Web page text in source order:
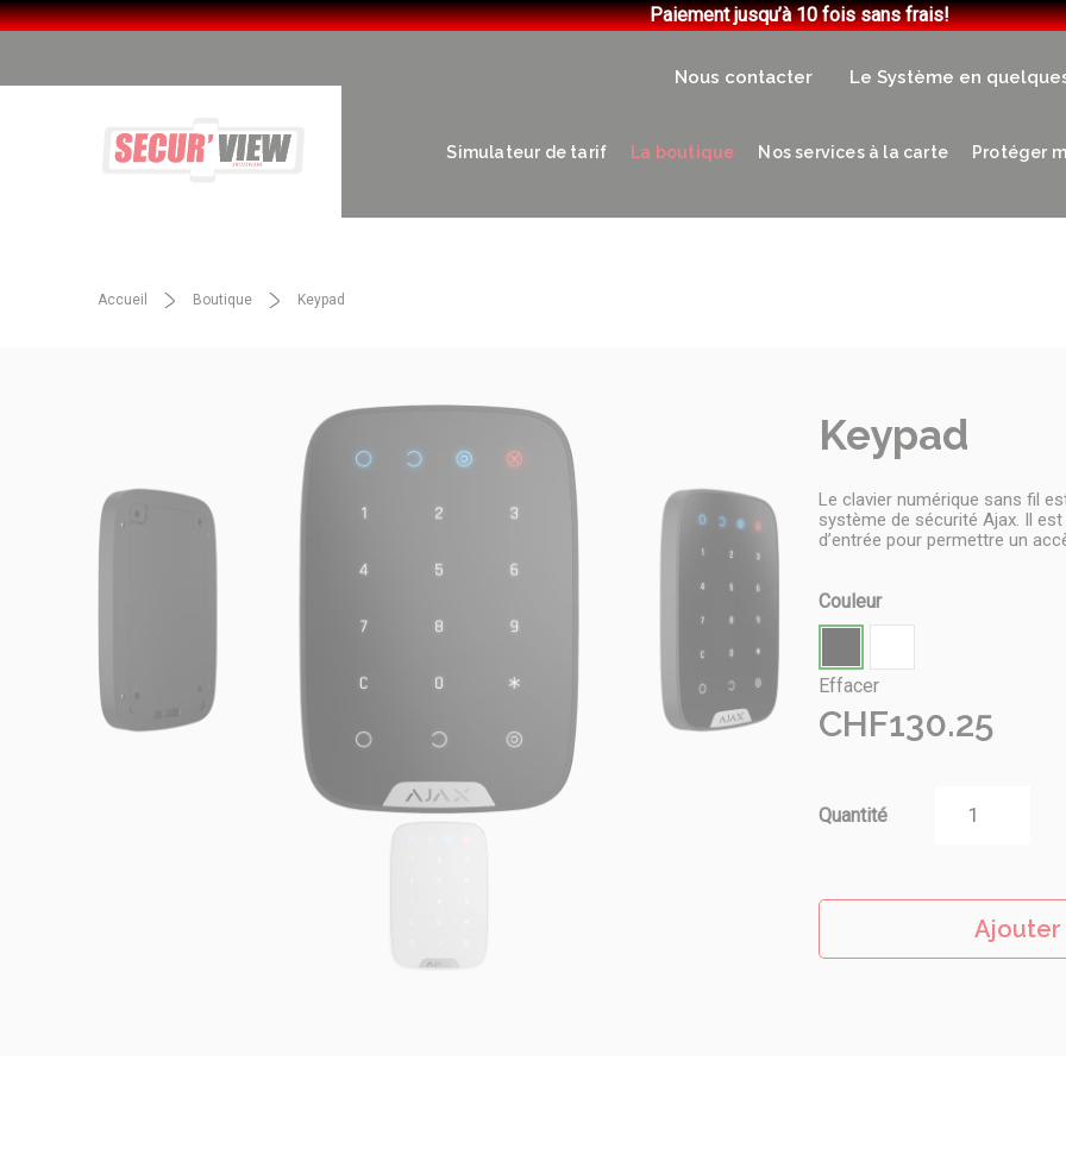
Paiement jusqu’à 10 fois sans frais!
Nous contacter Le Système en
Simulateur de tarif La boutique Nos services à la carte Protéger
Accueil Boutique Keypad
Keypad
Le clavier numérique sans fil
système de sécurité Ajax. Il
d’entrée pour permettre un
Couleur
Effacer
CHF130.25
Quantité
Ajouter